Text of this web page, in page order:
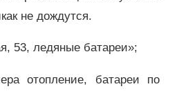
не дождутся.
53, ледяные батареи»;
отопление, батареи по